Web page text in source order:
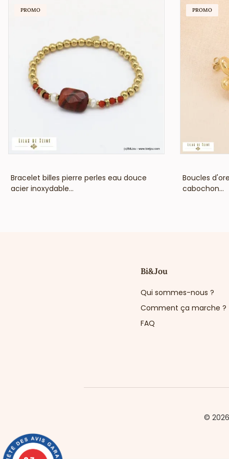
Bracelet billes pierre perles eau douce
acier inoxydable...
PROMO
Boucles
cabochon...
PROMO
Bi&Jou
Qui sommes-nous ?
Comment ça marche ?
FAQ
©